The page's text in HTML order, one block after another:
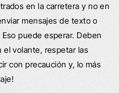
en la carretera y no en
mensajes de texto o
puede esperar. Deben
el volante, respetar las
con precaución y, lo más